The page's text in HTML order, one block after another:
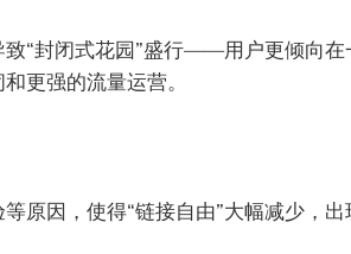
致“封闭式花园”盛行——用户更倾向在
更强的流量运营。
原因，使得“链接自由”大幅减少，出